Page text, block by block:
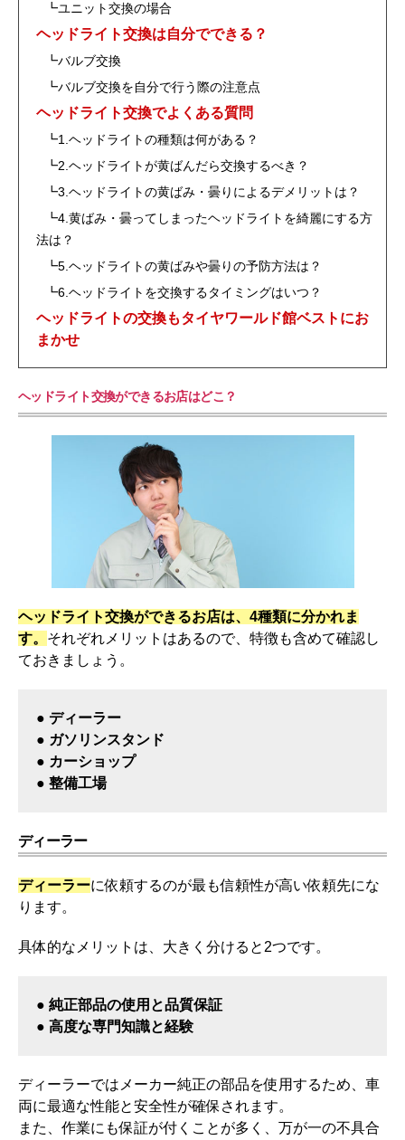
┗ユニット交換の場合
ヘッドライト交換は自分でできる？
┗バルブ交換
┗バルブ交換を自分で行う際の注意点
ヘッドライト交換でよくある質問
┗1.ヘッドライトの種類は何がある？
┗2.ヘッドライトが黄ばんだら交換するべき？
┗3.ヘッドライトの黄ばみ・曇りによるデメリットは？
┗4.黄ばみ・曇ってしまったヘッドライトを綺麗にする方
法は？
┗5.ヘッドライトの黄ばみや曇りの予防方法は？
┗6.ヘッドライトを交換するタイミングはいつ？
ヘッドライトの交換もタイヤワールド館ベストにお
まかせ
ヘッドライト交換ができるお店はどこ？
ヘッドライト交換ができるお店は、4種類に分かれま
す。 それぞれメリットはあるので、特徴も含めて確認し
ておきましょう。
● ディーラー
● ガソリンスタンド
● カーショップ
● 整備工場
ディーラー
ディーラーに依頼するのが最も信頼性が高い依頼先にな
ります。
具体的なメリットは、大きく分けると2つです。
● 純正部品の使用と品質保証
● 高度な専門知識と経験
ディーラーではメーカー純正の部品を使用するため、車
両に最適な性能と安全性が確保されます。
また、作業にも保証が付くことが多く、万が一の不具合